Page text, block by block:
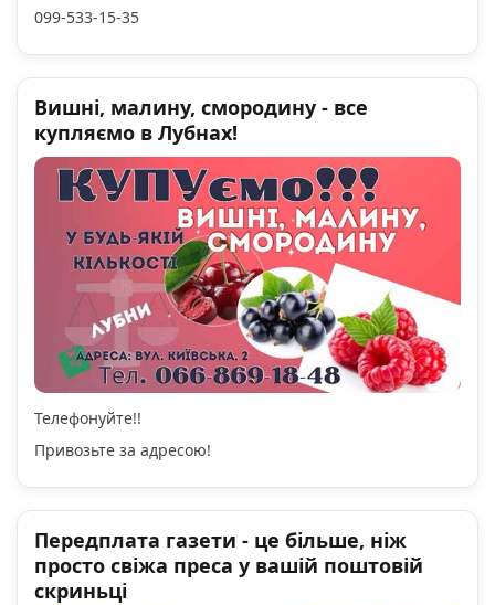
099-533-15-35
Вишні, малину, смородину - все
купляємо в Лубнах!
Телефонуйте!!
Привозьте за адресою!
Передплата газети - це більше, ніж
просто свіжа преса у вашій поштовій
скриньці